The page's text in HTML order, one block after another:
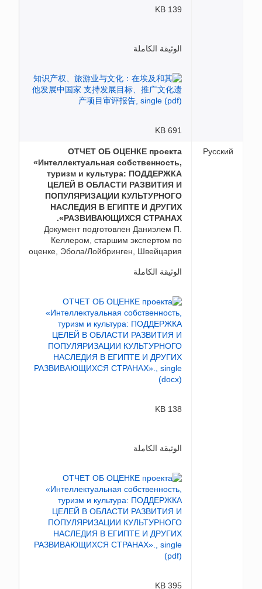
139 KB
الوثيقة الكاملة
691 KB
Русский
ОТЧЕТ ОБ ОЦЕНКЕ проекта
«Интеллектуальная собственность,
туризм и культура: ПОДДЕРЖКА
ЦЕЛЕЙ В ОБЛАСТИ РАЗВИТИЯ И
ПОПУЛЯРИЗАЦИИ КУЛЬТУРНОГО
НАСЛЕДИЯ В ЕГИПТЕ И ДРУГИХ
РАЗВИВАЮЩИХСЯ СТРАНАХ».
Документ подготовлен Даниэлем П.
Келлером, старшим экспертом по
оценке, Эбола/Лойбринген, Швейцария
الوثيقة الكاملة
138 KB
الوثيقة الكاملة
395 KB